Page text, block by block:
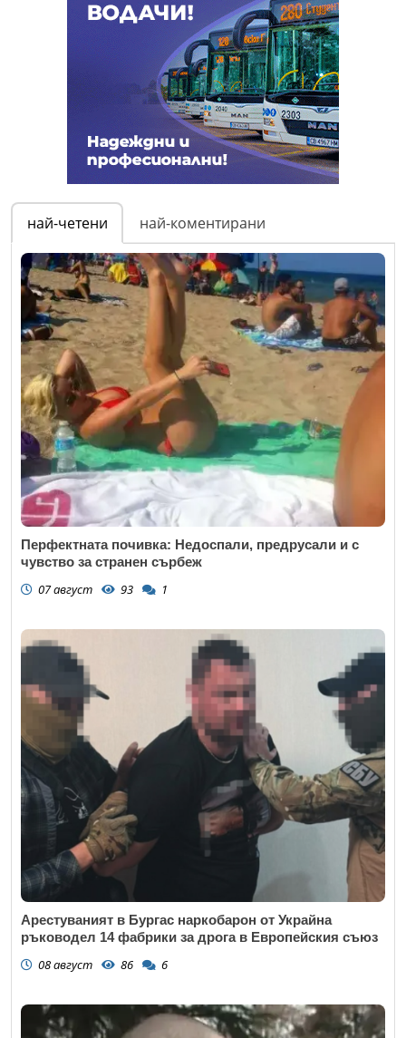
най-четени най-коментирани
Перфектната почивка: Недоспали, предрусали и с
чувство за странен сърбеж
07 август 93 1
Арестуваният в Бургас наркобарон от Украйна
ръководел 14 фабрики за дрога в Европейския съюз
08 август 86 6